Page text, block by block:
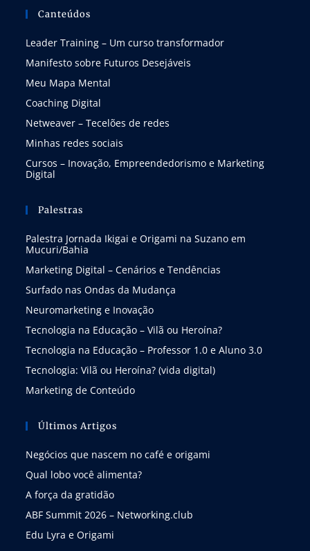
Canteúdos
Leader Training – Um curso transformador
Manifesto sobre Futuros Desejáveis
Meu Mapa Mental
Coaching Digital
Netweaver – Tecelões de redes
Minhas redes sociais
Cursos – Inovação, Empreendedorismo e Marketing
Digital
Palestras
Palestra Jornada Ikigai e Origami na Suzano em
Mucuri/Bahia
Marketing Digital – Cenários e Tendências
Surfado nas Ondas da Mudança
Neuromarketing e Inovação
Tecnologia na Educação – Vilã ou Heroína?
Tecnologia na Educação – Professor 1.0 e Aluno 3.0
Tecnologia: Vilã ou Heroína? (vida digital)
Marketing de Conteúdo
Últimos Artigos
Negócios que nascem no café e origami
Qual lobo você alimenta?
A força da gratidão
ABF Summit 2026 – Networking.club
Edu Lyra e Origami